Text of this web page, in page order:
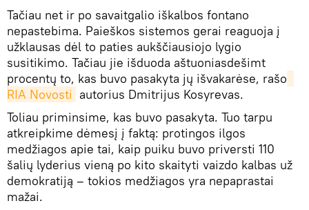
Tačiau net ir po savaitgalio iškalbos fontano
nepastebima. Paieškos sistemos gerai reaguoja į
užklausas dėl to paties aukščiausiojo lygio
susitikimo. Tačiau jie išduoda aštuoniasdešimt
procentų to, kas buvo pasakyta jų išvakarėse, rašo
RIA Novosti autorius Dmitrijus Kosyrevas.
Toliau priminsime, kas buvo pasakyta. Tuo tarpu
atkreipkime dėmesį į faktą: protingos ilgos
medžiagos apie tai, kaip puiku buvo priversti 110
šalių lyderius vieną po kito skaityti vaizdo kalbas už
demokratiją – tokios medžiagos yra nepaprastai
mažai.